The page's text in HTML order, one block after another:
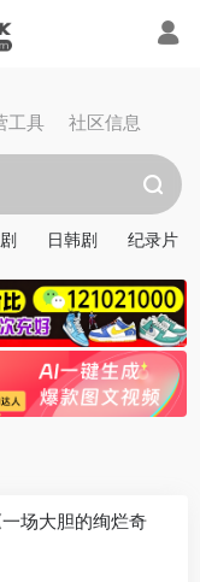
工具 社区信息
日韩剧 纪录片
场大胆的绚烂奇